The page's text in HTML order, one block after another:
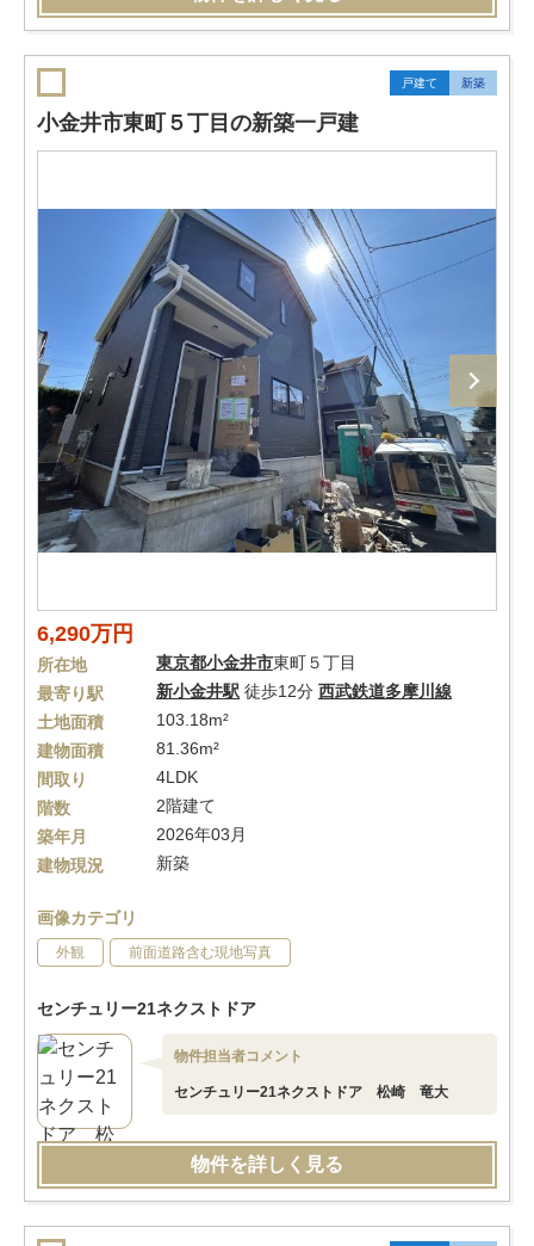
戸建て 新築
小金井市東町５丁目の新築一戸建
6,290万円
所在地 東京都小金井市東町５丁目
最寄り駅
新小金井駅 徒歩12分 西武鉄道多摩川線
土地面積
103.18m²
建物面積
81.36m²
間取り
4LDK
階数
2階建て
築年月
2026年03月
建物現況
新築
画像カテゴリ
外観 前面道路含む現地写真
センチュリー21ネクストドア
物件担当者コメント
センチュリー21ネクストドア 松崎 竜大
物件を詳しく見る